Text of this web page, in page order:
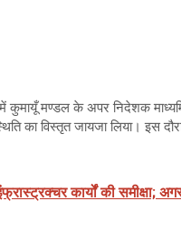
कुमायूँ मण्डल के अपर निदेशक
का विस्तृत जायजा लिया। इस
कार्यों की समीक्षा;